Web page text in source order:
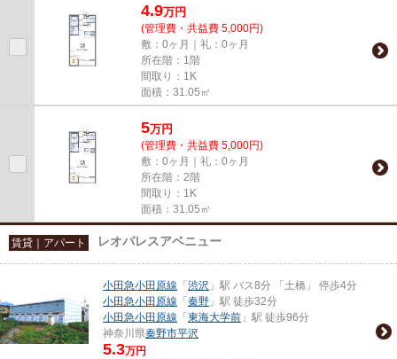
4.9万円
(管理費・共益費 5,000円)
敷：0ヶ月｜礼：0ヶ月
所在階：1階
間取り：1K
面積：31.05㎡
5万円
(管理費・共益費 5,000円)
敷：0ヶ月｜礼：0ヶ月
所在階：2階
間取り：1K
面積：31.05㎡
賃貸｜アパート レオパレスアベニュー
小田急小田原線 「 渋沢 」駅 バス8分 「土橋」 停歩4分
小田急小田原線 「 秦野 」駅 徒歩32分
小田急小田原線 「 東海大学前 」駅 徒歩96分
神奈川県秦野市平沢
5.3万円